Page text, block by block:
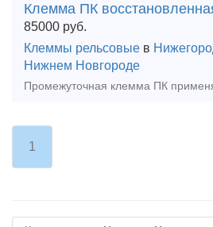
Клемма ПК
85000 руб.
Клеммы рельсовые в
Нижнем Новгороде
1